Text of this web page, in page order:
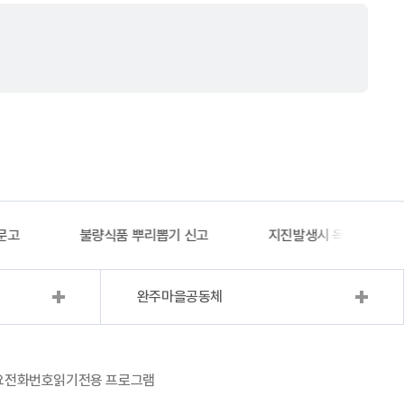
고 불량식품 뿌리뽑기 신고 지진발생시 옥외대피소
완주마을공동체
전화번호읽기전용 프로그램